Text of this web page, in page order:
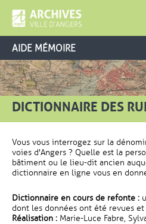
AIDE MÉMOIRE
DICTIONNAIRE DES
Vous vous interrogez sur la
voies d'Angers ? Quelle est la
bâtiment ou le lieu-dit ancien
dictionnaire en ligne vous en
Dictionnaire en cours de refonte :
dont les données ont été revues
Réalisation : Marie-Luce Fabre,